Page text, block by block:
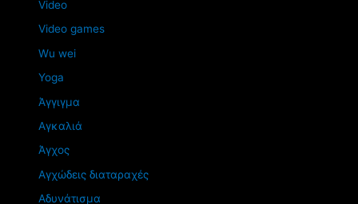
Video
Video games
Wu wei
Yoga
Άγγιγμα
Αγκαλιά
Άγχος
Αγχώδεις διαταραχές
Αδυνάτισμα